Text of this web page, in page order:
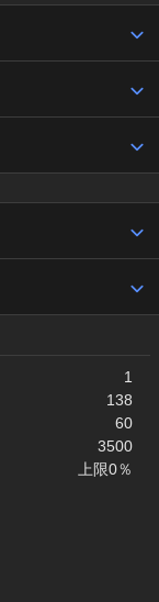
1
138
60
3500
上限0％